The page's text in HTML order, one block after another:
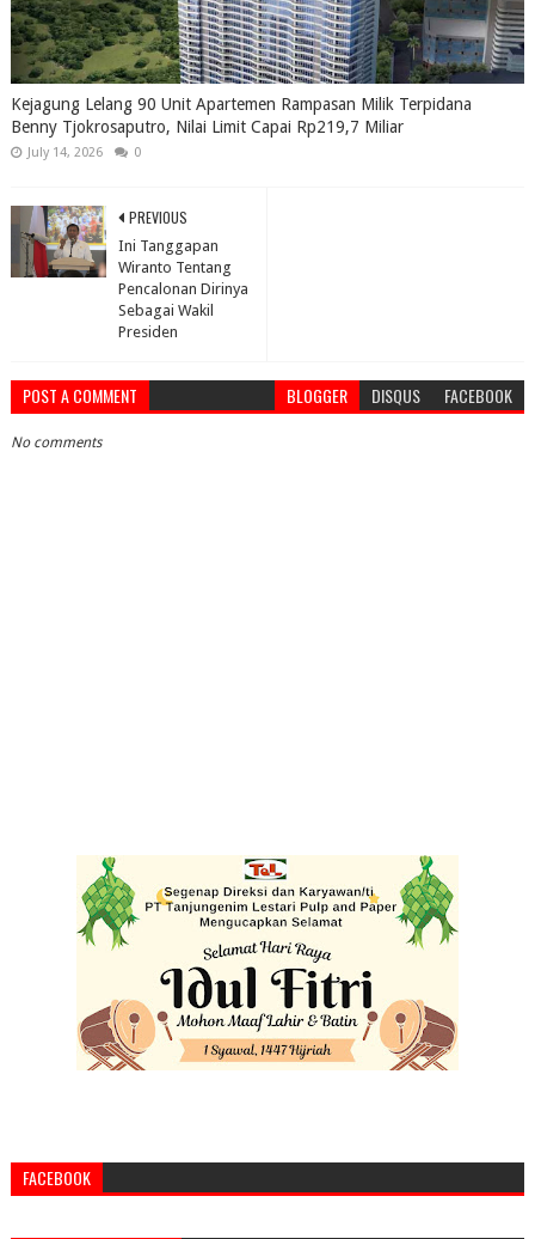
Kejagung Lelang 90 Unit Apartemen Rampasan Milik Terpidana
Benny Tjokrosaputro, Nilai Limit Capai Rp219,7 Miliar
July 14, 2026 0
PREVIOUS
Ini Tanggapan
Wiranto Tentang
Pencalonan Dirinya
Sebagai Wakil
Presiden
POST A COMMENT BLOGGER DISQUS FACEBOOK
No comments
FACEBOOK